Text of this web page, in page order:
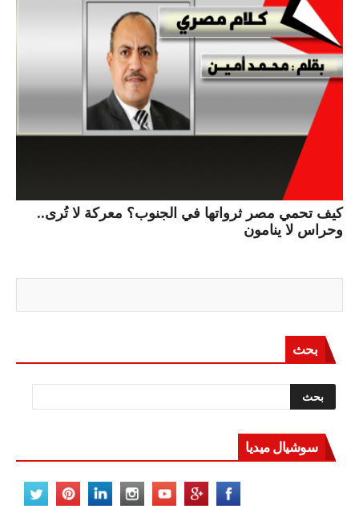
كيف تحمي مصر ثرواتها في الجنوب؟ معركة لا تُرى..
وحراس لا ينامون
بحث
سوشيال ميديا